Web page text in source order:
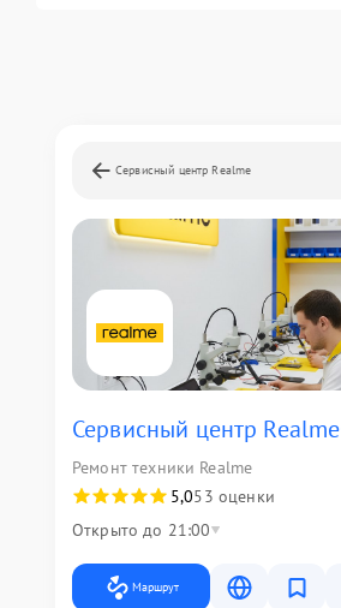
Сервисный центр Realme
Сервисный центр Realme
Ремонт техники Realme
5,053 оценки
Открыто до 21:00
Маршрут